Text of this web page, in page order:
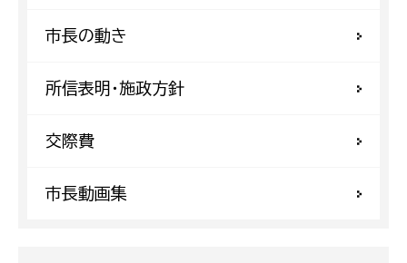
市長の動き
所信表明・施政方針
交際費
市長動画集